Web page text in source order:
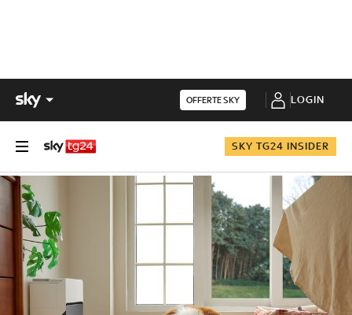
OFFERTE SKY LOGIN
SKY TG24 INSIDER